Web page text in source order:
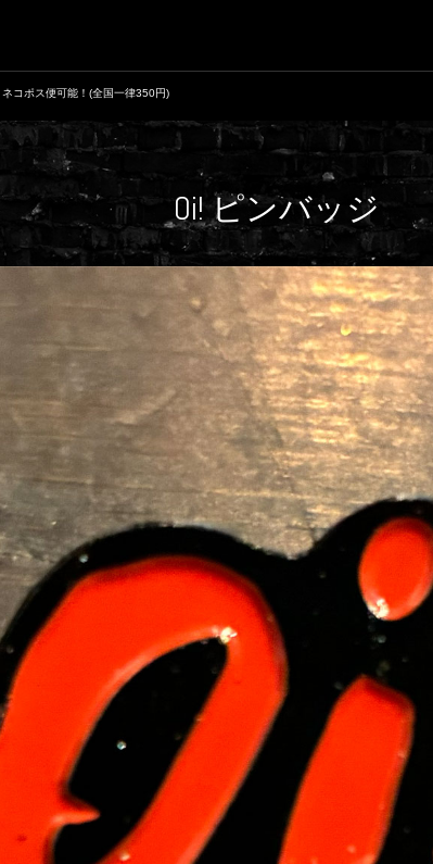
コポス便可能！(全国一律350円)
Oi! ピンバッジ